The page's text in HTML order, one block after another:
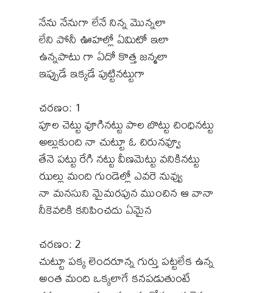
నేను నేనుగా లేనే నిన్న మొన్నలా
లేని పోనీ ఊహల్లో ఏమిటో ఇలా
ఉన్నపాటు గా ఏదో కొత్త జన్మలా
ఇప్పుడే ఇక్కడే పుట్టినట్టుగా
చరణం: 1
పూల చెట్టు వూగినట్టు పాల బొట్టు చింధినట్టు
అల్లుకుంది నా చుట్టూ ఓ చిరునవ్వూ
తేనె పట్టు రేగి నట్టు వీణమెట్టు వనికినట్టు
ఝల్లు మంది గుండెల్లో ఎవరె నువ్వు
నా మనసుని మైమరపున ముంచిన ఆ వానా
నీకెవరికి కనిపించదు ఏమైన
చరణం: 2
చుట్టూ పక్క లెందరూన్న గుర్తు పట్టలేక ఉన్న
అంత మంది ఒక్కలాగే కనపడుతుంటే